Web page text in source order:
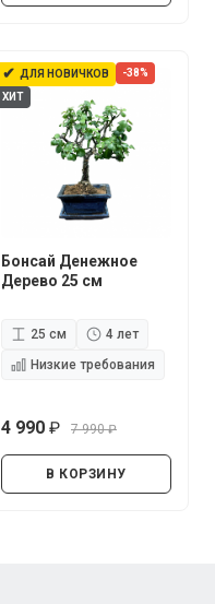
✔ ДЛЯ НОВИЧКОВ
-38%
ХИТ
Бонсай Денежное
Дерево 25 см
25 см
4 лет
Низкие требования
4 990
7 990
В КОРЗИНУ